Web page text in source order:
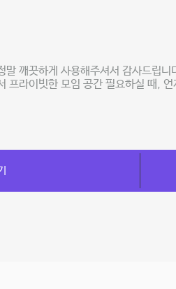
깨끗하게 사용해주셔서 감사드립니
프라이빗한 모임 공간 필요하실 때,